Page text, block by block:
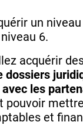
un
6.
acquérir
dossiers
les
pouvoir
et